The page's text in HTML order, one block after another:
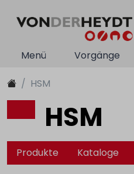
Menü Vorgänge
HSM
HSM
Produkte Kataloge